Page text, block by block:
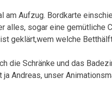
Aufzug. Bordkarte
alles, sogar eine gemütliche
geklärt,wem welche
die Schränke und das
Andreas, unser